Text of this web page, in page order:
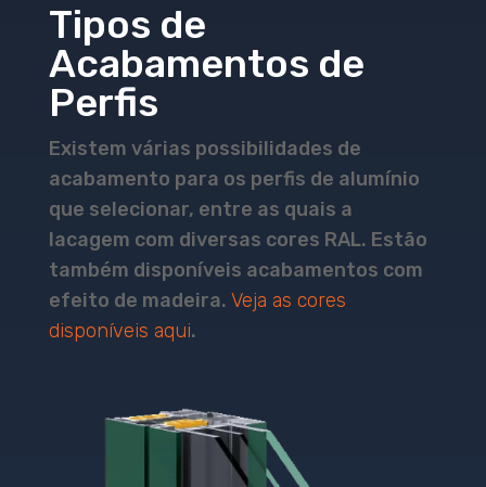
Tipos de
Acabamentos de
Perfis
Existem várias possibilidades de
acabamento para os perfis de alumínio
que selecionar, entre as quais a
lacagem com diversas cores RAL. Estão
também disponíveis acabamentos com
efeito de madeira. Veja as cores
disponíveis aqui.